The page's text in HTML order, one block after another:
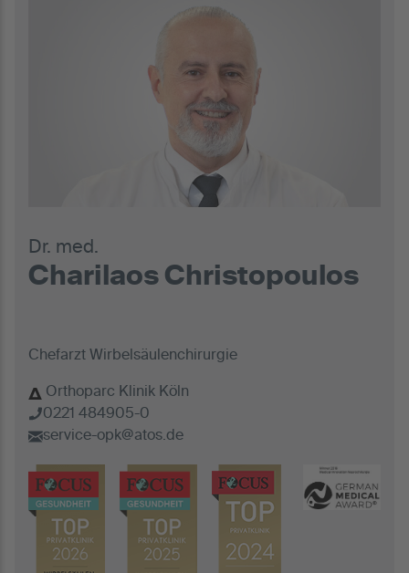
Dr. med.
Charilaos Christopoulos
Chefarzt Wirbelsäulenchirurgie
Orthoparc Klinik Köln
0221 484905-0
service-opk@atos.de